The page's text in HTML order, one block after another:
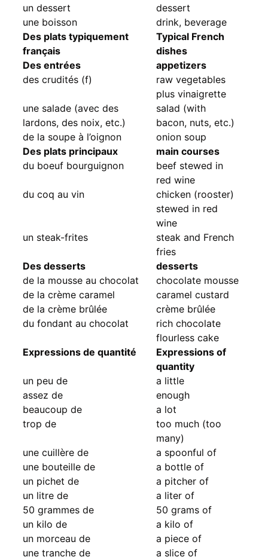
un dessert
dessert
une boisson
drink, beverage
Des plats typiquement
français
Typical French
dishes
Des entrées
appetizers
des crudités (f)
raw vegetables
plus vinaigrette
une salade (avec des
lardons, des noix, etc.)
salad (with
bacon, nuts, etc.)
de la soupe à l’oignon
onion soup
Des plats principaux
main courses
du boeuf bourguignon
beef stewed in
red wine
du coq au vin
chicken (rooster)
stewed in red
wine
un steak-frites
steak and French
fries
Des desserts
desserts
de la mousse au chocolat
chocolate mousse
de la crème caramel
caramel custard
de la crème brûlée
crème brûlée
du fondant au chocolat
rich chocolate
flourless cake
Expressions de quantité
Expressions of
quantity
un peu de
a little
assez de
enough
beaucoup de
a lot
trop de
too much (too
many)
une cuillère de
a spoonful of
une bouteille de
a bottle of
un pichet de
a pitcher of
un litre de
a liter of
50 grammes de
50 grams of
un kilo de
a kilo of
un morceau de
a piece of
une tranche de
a slice of